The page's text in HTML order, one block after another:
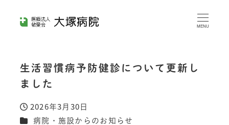
MENU
生活習慣病予防健診について更新し
ました
投稿日
2026年3月30日
カテゴリー
病院・施設からのお知らせ